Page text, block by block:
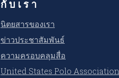
กับเรา
นิตยสารของเรา
ข่าวประชาสัมพันธ์
ความครอบคลุมสื่อ
United States Polo Association